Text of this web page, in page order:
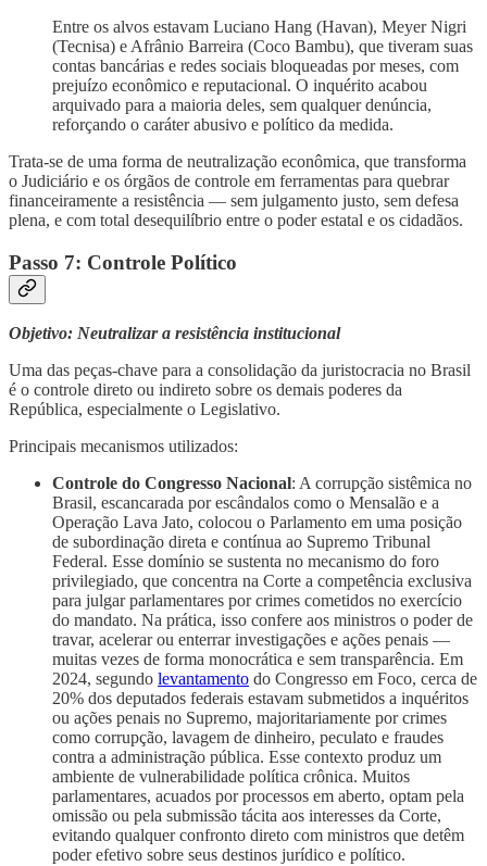
Entre os alvos estavam Luciano Hang (Havan), Meyer Nigri
(Tecnisa) e Afrânio Barreira (Coco Bambu), que tiveram suas
contas bancárias e redes sociais bloqueadas por meses, com
prejuízo econômico e reputacional. O inquérito acabou
arquivado para a maioria deles, sem qualquer denúncia,
reforçando o caráter abusivo e político da medida.
Trata-se de uma forma de neutralização econômica, que transforma
o Judiciário e os órgãos de controle em ferramentas para quebrar
financeiramente a resistência — sem julgamento justo, sem defesa
plena, e com total desequilíbrio entre o poder estatal e os cidadãos.
Passo 7: Controle Político
Objetivo: Neutralizar a resistência institucional
Uma das peças-chave para a consolidação da juristocracia no Brasil
é o controle direto ou indireto sobre os demais poderes da
República, especialmente o Legislativo.
Principais mecanismos utilizados:
Controle do Congresso Nacional: A corrupção sistêmica no
Brasil, escancarada por escândalos como o Mensalão e a
Operação Lava Jato, colocou o Parlamento em uma posição
de subordinação direta e contínua ao Supremo Tribunal
Federal. Esse domínio se sustenta no mecanismo do foro
privilegiado, que concentra na Corte a competência exclusiva
para julgar parlamentares por crimes cometidos no exercício
do mandato. Na prática, isso confere aos ministros o poder de
travar, acelerar ou enterrar investigações e ações penais —
muitas vezes de forma monocrática e sem transparência. Em
2024, segundo levantamento do Congresso em Foco, cerca de
20% dos deputados federais estavam submetidos a inquéritos
ou ações penais no Supremo, majoritariamente por crimes
como corrupção, lavagem de dinheiro, peculato e fraudes
contra a administração pública. Esse contexto produz um
ambiente de vulnerabilidade política crônica. Muitos
parlamentares, acuados por processos em aberto, optam pela
omissão ou pela submissão tácita aos interesses da Corte,
evitando qualquer confronto direto com ministros que detêm
poder efetivo sobre seus destinos jurídico e político.